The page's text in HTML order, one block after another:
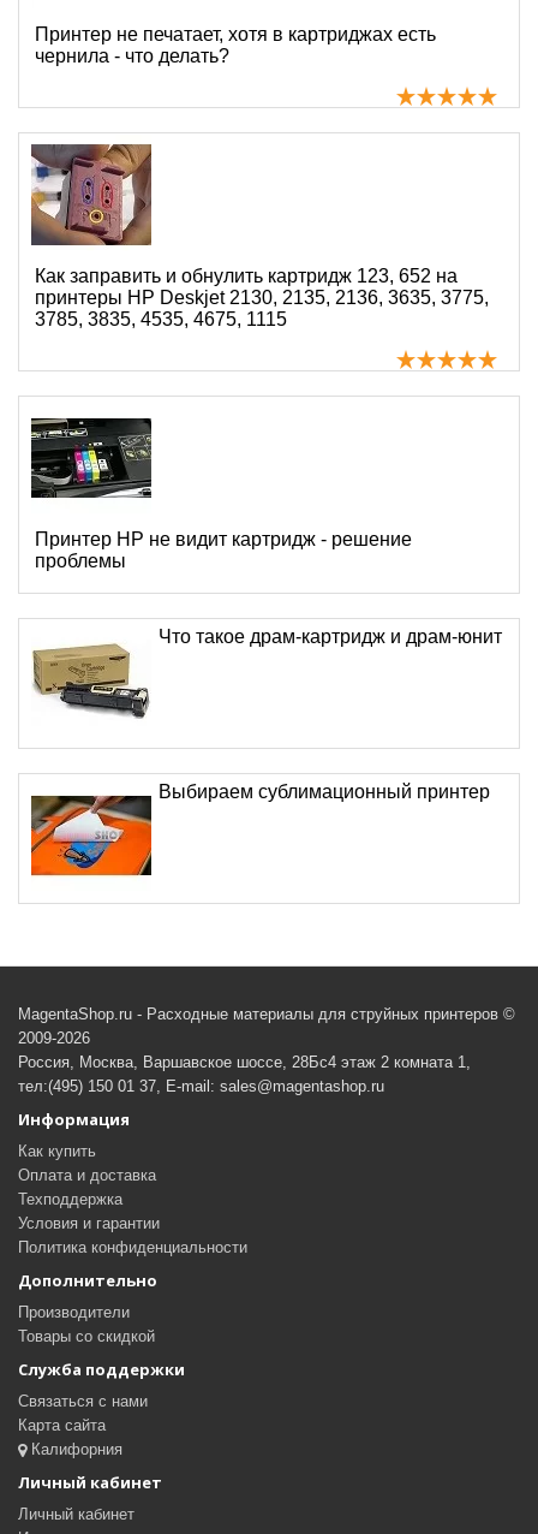
Принтер не печатает, хотя в картриджах есть
чернила - что делать?
Как заправить и обнулить картридж 123, 652 на
принтеры HP Deskjet 2130, 2135, 2136, 3635, 3775,
3785, 3835, 4535, 4675, 1115
Принтер HP не видит картридж - решение
проблемы
Что такое драм-картридж и драм-юнит
Выбираем сублимационный принтер
MagentaShop.ru - Расходные материалы для струйных принтеров ©
2009-2026
Россия, Москва, Варшавское шоссе, 28Бс4 этаж 2 комната 1,
тел:(495) 150 01 37, E-mail: sales@magentashop.ru
Информация
Как купить
Оплата и доставка
Техподдержка
Условия и гарантии
Политика конфиденциальности
Дополнительно
Производители
Товары со скидкой
Служба поддержки
Связаться с нами
Карта сайта
Калифорния
Личный кабинет
Личный кабинет